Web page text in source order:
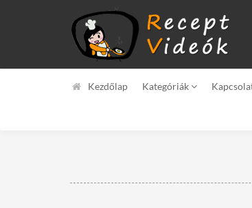
Kezdőlap Kategóriák